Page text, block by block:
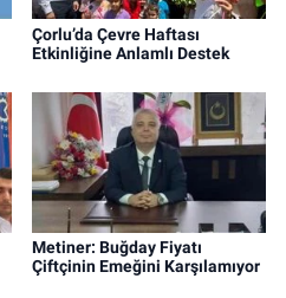
Çorlu’da Çevre Haftası
Etkinliğine Anlamlı Destek
Metiner: Buğday Fiyatı
Çiftçinin Emeğini Karşılamıyor